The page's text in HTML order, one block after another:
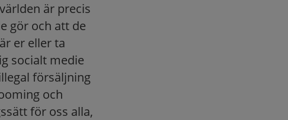
är precis
gör och att de
er eller ta
socialt medie
försäljning
och
för oss alla,